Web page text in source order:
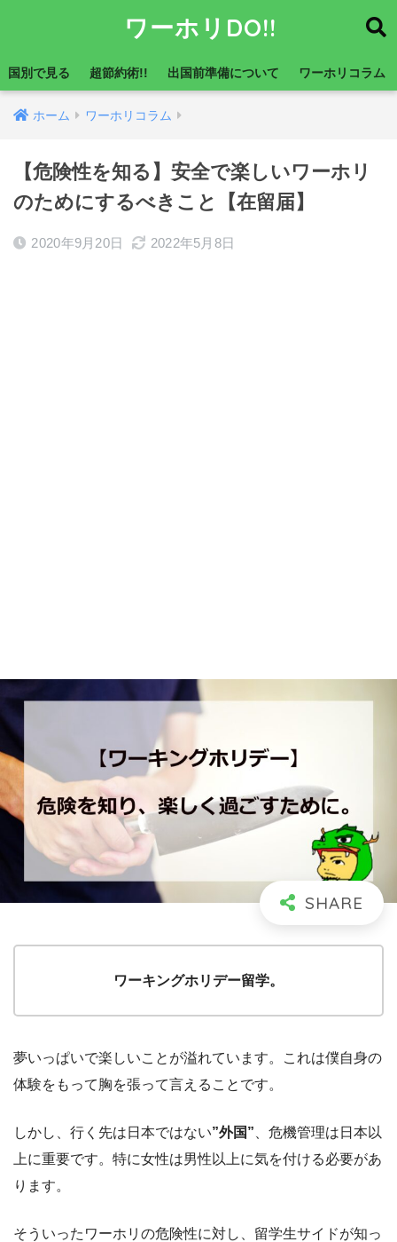
ワーホリDO!!
国別で見る 超節約術!! 出国前準備について ワーホリコラム
ホーム ワーホリコラム
【危険性を知る】安全で楽しいワーホリ
のためにするべきこと【在留届】
2020年9月20日 2022年5月8日
ワーキングホリデー留学。
夢いっぱいで楽しいことが溢れています。これは僕自身の
体験をもって胸を張って言えることです。
しかし、行く先は日本ではない”外国” 、危機管理は日本以
上に重要です。特に女性は男性以上に気を付ける必要があ
ります。
そういったワーホリの危険性に対し、留学生サイドが知っ